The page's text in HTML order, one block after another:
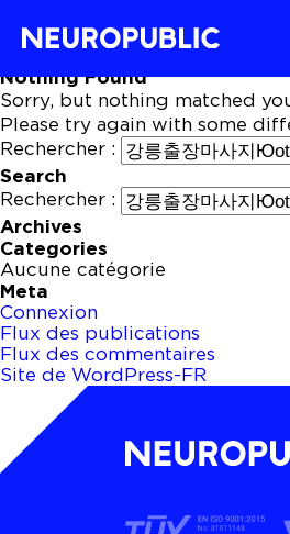
Nothing Found
Sorry, but nothing matched
Please try again with some
Rechercher :
Search
Rechercher :
Archives
Categories
Aucune catégorie
Meta
Connexion
Flux des publications
Flux des commentaires
Site de WordPress-FR